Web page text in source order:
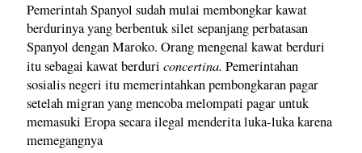
Pemerintah Spanyol sudah mulai membongkar kawat
berdurinya yang berbentuk silet sepanjang perbatasan
Spanyol dengan Maroko. Orang mengenal kawat berduri
itu sebagai kawat berduri concertina. Pemerintahan
sosialis negeri itu memerintahkan pembongkaran pagar
setelah migran yang mencoba melompati pagar untuk
memasuki Eropa secara ilegal menderita luka-luka karena
memegangnya